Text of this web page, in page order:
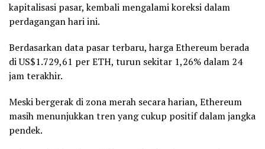
kapitalisasi pasar, kembali mengalami koreksi dalam
perdagangan hari ini.
Berdasarkan data pasar terbaru, harga Ethereum berada
di US$1.729,61 per ETH, turun sekitar 1,26% dalam 24
jam terakhir.
Meski bergerak di zona merah secara harian, Ethereum
masih menunjukkan tren yang cukup positif dalam jangka
pendek.